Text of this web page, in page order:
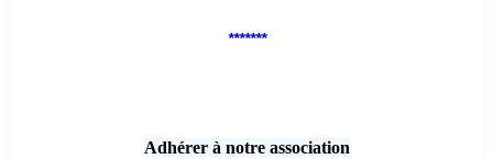
*******
Adhérer à notre association